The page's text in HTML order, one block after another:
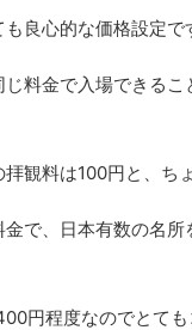
良心的な価格設定で
料金で入場できる
観料は100円と、ち
で、日本有数の名
円程度なのでとても